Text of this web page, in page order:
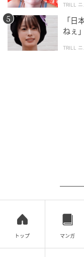
るほど、電車の規
し、スタジオは笑
女優に近づいて情
尾さんの脳内には
in the U.K.』のイ
ます。「うわ、す
TRILL ニ
「日
ねぇ
TRILL ニ
トップ マンガ